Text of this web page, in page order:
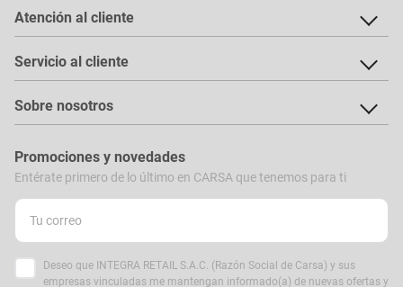
Atención al cliente
Servicio al cliente
Sobre nosotros
Promociones y novedades
Entérate primero de lo último en CARSA que tenemos para ti
Deseo que INTEGRA RETAIL S.A.C. (Razón Social de Carsa) y sus
empresas vinculadas me mantengan informado(a) de nuevas ofertas y